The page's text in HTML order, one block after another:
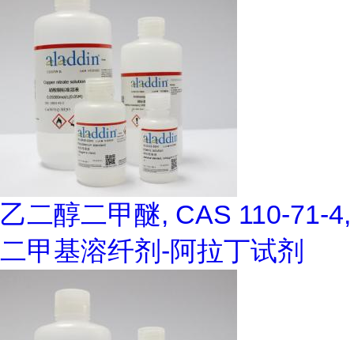
乙二醇二甲醚, CAS 110-71-4,
二甲基溶纤剂-阿拉丁试剂